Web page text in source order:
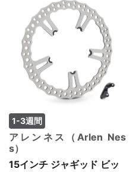
1-3週間
アレンネス（Arlen Nes
s）
15インチ ジャギッド ビッ